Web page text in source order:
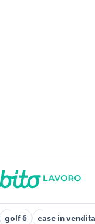
golf 6 case in